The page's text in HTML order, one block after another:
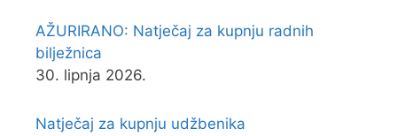
AŽURIRANO: Natječaj za kupnju radnih
bilježnica
30. lipnja 2026.
Natječaj za kupnju udžbenika